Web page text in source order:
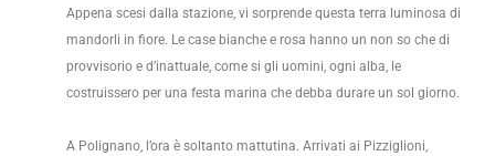
Appena scesi dalla stazione, vi sorprende questa terra luminosa di
mandorli in fiore. Le case bianche e rosa hanno un non so che di
provvisorio e d’inattuale, come si gli uomini, ogni alba, le
costruissero per una festa marina che debba durare un sol giorno.
A Polignano, l’ora è soltanto mattutina. Arrivati ai Pizziglioni,